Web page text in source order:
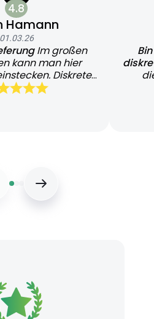
4.8
Hamann
01.03.26
Im großen
kann man hier
Diskrete
Lieferung